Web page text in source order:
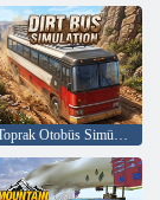
Toprak Otobüs Simülasyonu